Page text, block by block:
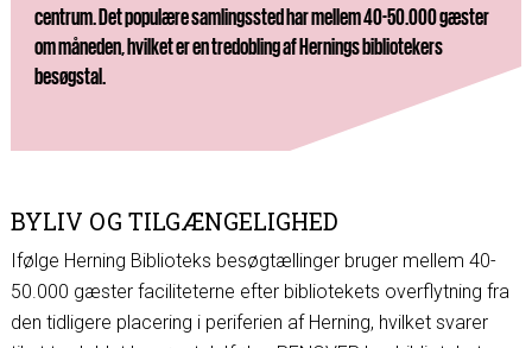
centrum. Det populære samlingssted har mellem 40-50.000 gæster
om måneden, hvilket er en tredobling af Hernings bibliotekers
besøgstal.
BYLIV OG TILGÆNGELIGHED
Ifølge Herning Biblioteks besøgtællinger bruger mellem 40-
50.000 gæster faciliteterne efter bibliotekets overflytning fra
den tidligere placering i periferien af Herning, hvilket svarer